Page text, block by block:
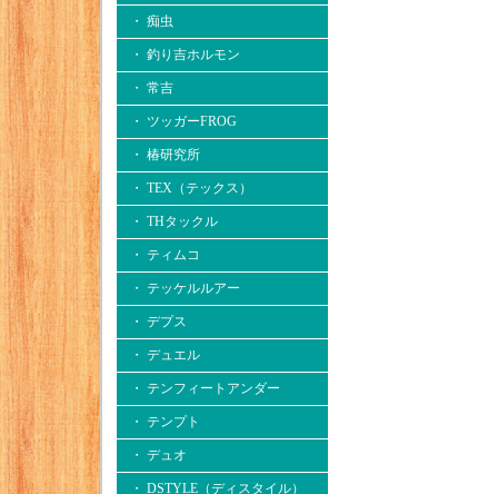
・ 痴虫
・ 釣り吉ホルモン
・ 常吉
・ ツッガーFROG
・ 椿研究所
・ TEX（テックス）
・ THタックル
・ ティムコ
・ テッケルルアー
・ デプス
・ デュエル
・ テンフィートアンダー
・ テンプト
・ デュオ
・ DSTYLE（ディスタイル）